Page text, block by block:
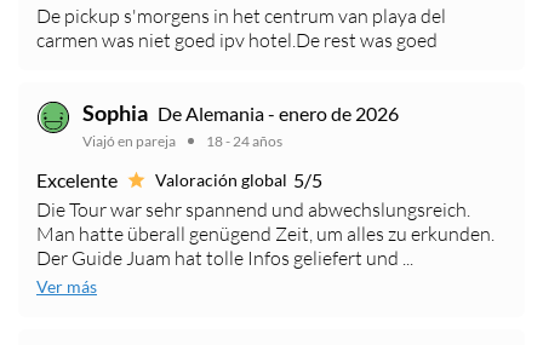
De pickup s'morgens in het centrum van playa del
carmen was niet goed ipv hotel.De rest was goed
Sophia De Alemania - enero de 2026
Viajó en pareja 18 - 24 años
Excelente Valoración global 5/5
Die Tour war sehr spannend und abwechslungsreich.
Man hatte überall genügend Zeit, um alles zu erkunden.
Der Guide Juam hat tolle Infos geliefert und ...
Ver más